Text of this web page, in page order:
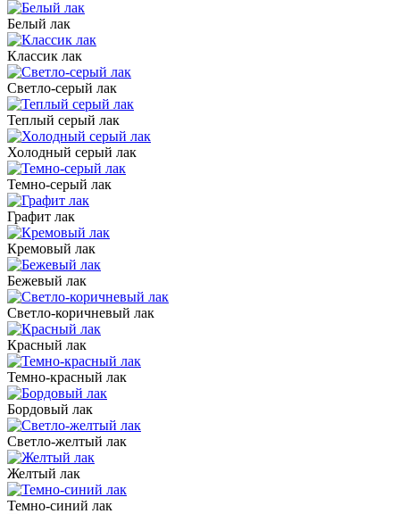
Белый лак
Классик лак
Светло-серый лак
Теплый серый лак
Холодный серый лак
Темно-серый лак
Графит лак
Кремовый лак
Бежевый лак
Светло-коричневый лак
Красный лак
Темно-красный лак
Бордовый лак
Светло-желтый лак
Желтый лак
Темно-синий лак